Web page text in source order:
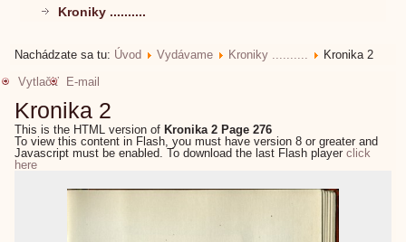
Kroniky ..........
Nachádzate sa tu: Úvod Vydávame Kroniky ..........
Kronika 2
Vytlačiť
E-mail
Kronika 2
This is the HTML version of Kronika 2 Page 276
To view this content in Flash, you must have version 8 or greater and
Javascript must be enabled. To download the last Flash playerclick
here